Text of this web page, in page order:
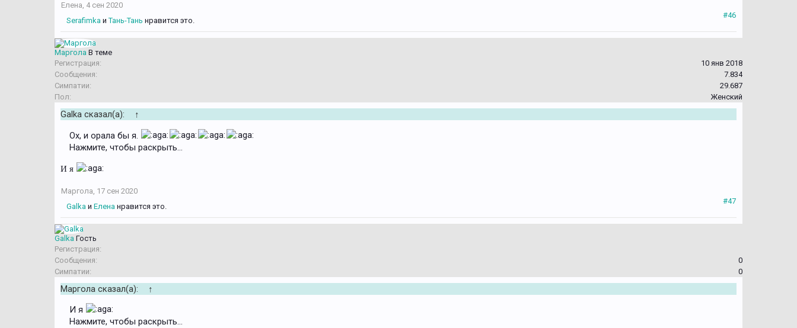
Елена, 4 сен 2020
#46
Serafimka иТань-Тань нравится это.
Маргола В теме
Регистрация:
10 янв 2018
Сообщения:
7.834
Симпатии:
29.687
Пол:
Женский
Galka сказал(а):
↑
Ох, и орала бы я.
Нажмите, чтобы раскрыть...
И я
Маргола 17 сен 2020
#47
Galka и Елена нравится это.
Galka Гость
Регистрация:
Сообщения:
0
Симпатии:
0
Маргола сказал(а):
↑
И я
Нажмите, чтобы раскрыть...